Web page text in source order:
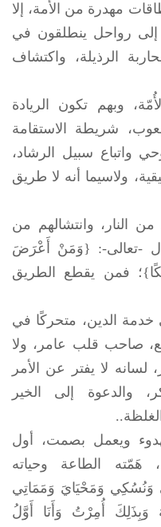
مهدرة من الأمة، إلا
رواحل ينطلقون في
الرذيلة، واكتشاف
وبهم تكون الريادة
شريطة الاستقامة
واتباع سبيل الرشاد،
ولاسيما أنه لا طريق
النار، وانتشالهم من
قال -تعالى-: {وَمَنْ أَعْرَضَ
فمن يقطع الطريق
الدين، متحركًا في
صاحب قلب عامر، ولا
لسانه لا يفتر عن الأمر
والدعوة إلى الخير
ويعمل بصمت، أول
هَمّته الطاعة وحياته
وَنُسُكِي وَمَحْيَايَ وَمَمَاتِي
وَبِذَلِكَ أُمِرْتُ وَأَنَا أَوَّلُ